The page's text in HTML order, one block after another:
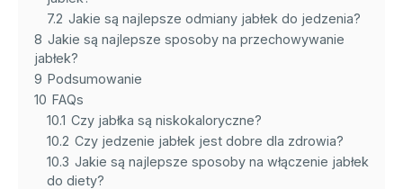
7.2 Jakie są najlepsze odmiany jabłek do jedzenia?
8 Jakie są najlepsze sposoby na przechowywanie
jabłek?
9 Podsumowanie
10 FAQs
10.1 Czy jabłka są niskokaloryczne?
10.2 Czy jedzenie jabłek jest dobre dla zdrowia?
10.3 Jakie są najlepsze sposoby na włączenie jabłek
do diety?